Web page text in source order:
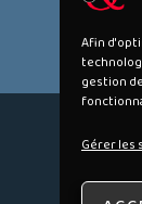
Afin
gestion
Gérer les